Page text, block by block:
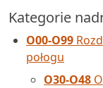
Kategorie
O00-O99
połogu
O30-O48